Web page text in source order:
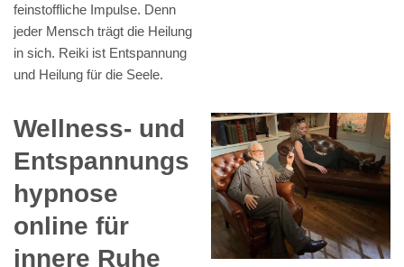
feinstoffliche Impulse. Denn
jeder Mensch trägt die Heilung
in sich. Reiki ist Entspannung
und Heilung für die Seele.
Wellness- und
Entspannungs
hypnose
online für
innere Ruhe